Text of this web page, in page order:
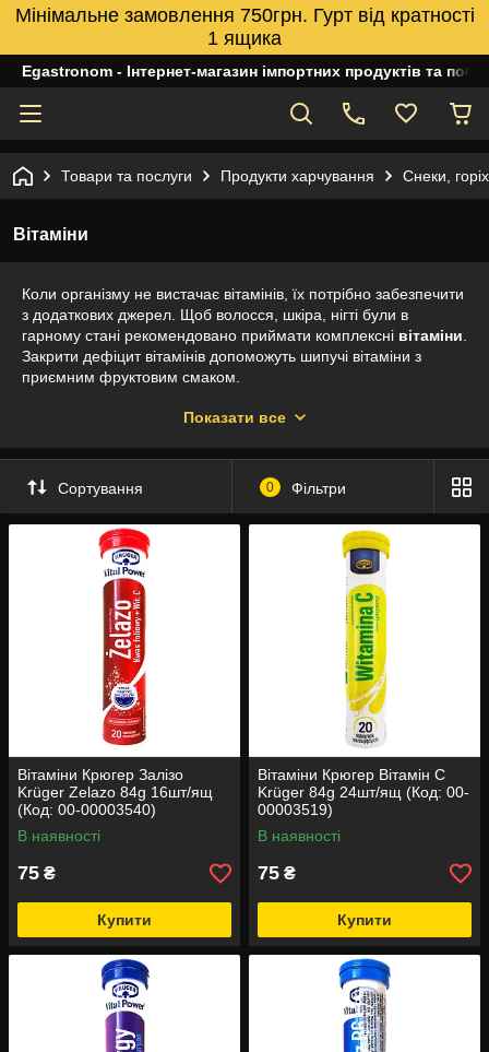
Мінімальне замовлення 750грн. Гурт від кратності
1 ящика
Egastronom - Інтернет-магазин імпортних продуктів та
Товари та послуги Продукти харчування Снеки,
Вітаміни
Коли організму не вистачає вітамінів, їх потрібно забезпечити
з додаткових джерел. Щоб волосся, шкіра, нігті були в
гарному стані рекомендовано приймати комплексні вітаміни
Закрити дефіцит вітамінів допоможуть шипучі вітаміни з
приємним фруктовим смаком.
спричиняти виснажений стан та хворобливість. Вітаміни з
Німеччини здатні покращити Ваше самопочуття завдяки
організм корисними речовинами, смачний водорозчинний
вітамін потрібно лише кинути в склянку з рідиною та випити.
Показати все
Сортування 0 Фільтри
Вітаміни Крюгер Залізо
Krüger Zelazo 84g 16шт/ящ
(Код: 00-00003540)
В наявності
75 ₴
Купити
Вітаміни Крюгер Вітамін С
Krüger 84g 24шт/ящ (Код: 00-
00003519)
В наявності
75 ₴
Купити